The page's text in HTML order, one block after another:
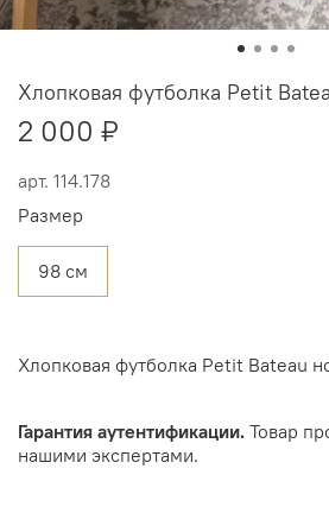
арт. 114.178
Хлопковая футболка Petit
2 000 ₽
Размер
98 см
Хлопковая футболка Petit Bateau
Гарантия аутентификации. Товар
нашими экспертами.